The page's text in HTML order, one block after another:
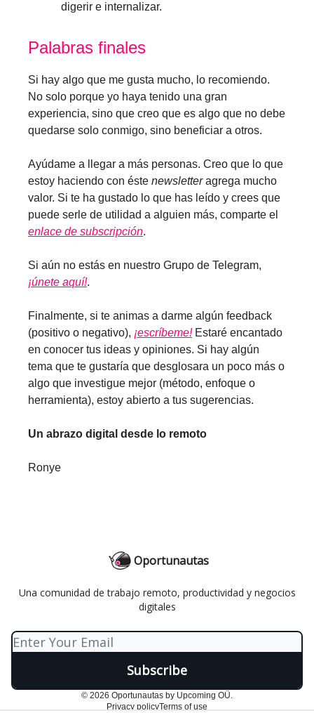
digerir e internalizar.
Palabras finales
Si hay algo que me gusta mucho, lo recomiendo.
No solo porque yo haya tenido una gran
experiencia, sino que creo que es algo que no debe
quedarse solo conmigo, sino beneficiar a otros.
Ayúdame a llegar a más personas. Creo que lo que
estoy haciendo con éste newsletteragrega mucho
valor. Si te ha gustado lo que has leído y crees que
puede serle de utilidad a alguien más, comparte el
enlace de subscripción.
Si aún no estás en nuestro Grupo de Telegram,
¡únete aquí!.
Finalmente, si te animas a darme algún feedback
(positivo o negativo), ¡escríbeme!Estaré encantado
en conocer tus ideas y opiniones. Si hay algún
tema que te gustaría que desglosara un poco más o
algo que investigue mejor (método, enfoque o
herramienta), estoy abierto a tus sugerencias.
Un abrazo digital desde lo remoto
Ronye
Oportunautas
Una comunidad de trabajo remoto, productividad y negocios
digitales
© 2026 Oportunautas by Upcoming OÜ.
Privacy policyTerms of use